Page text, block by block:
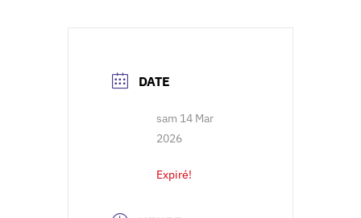
DATE
sam 14 Mar
2026
Expiré!